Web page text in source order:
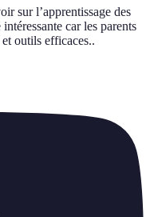
sur l’apprentissage des
car les parents
outils efficaces..